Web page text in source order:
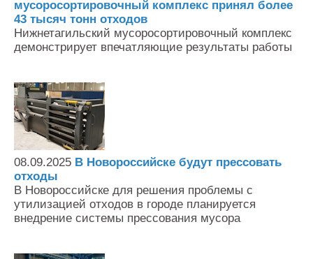
мусоросортировочный комплекс принял более
43 тысяч тонн отходов
Нижнетагильский мусоросортировочный комплекс
демонстрирует впечатляющие результаты работы
08.09.2025 В Новороссийске будут прессовать
отходы
В Новороссийске для решения проблемы с
утилизацией отходов в городе планируется
внедрение системы прессования мусора